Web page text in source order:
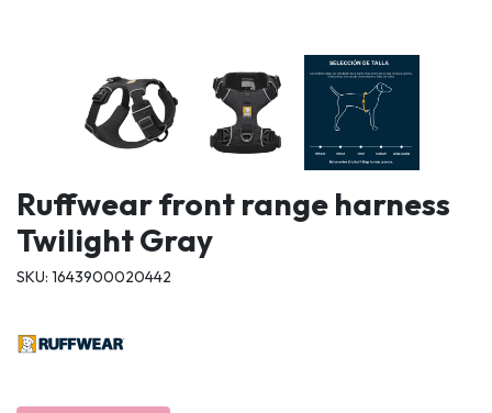
Ruffwear front range harness
Twilight Gray
SKU: 1643900020442